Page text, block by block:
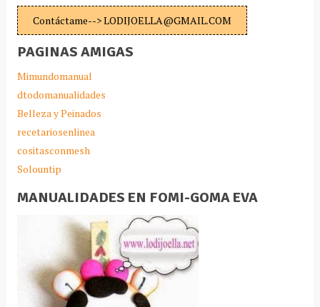
Contáctame--> LODIJOELLA@GMAIL.COM
PAGINAS AMIGAS
Mimundomanual
dtodomanualidades
Belleza y Peinados
recetariosenlinea
cositasconmesh
Solountip
MANUALIDADES EN FOMI-GOMA EVA